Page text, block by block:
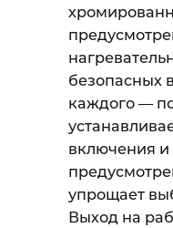
безопасных
каждого —
включения
упрощает
Выход на